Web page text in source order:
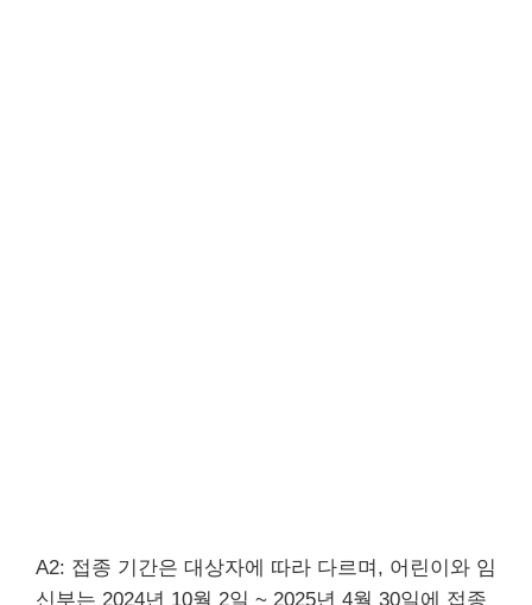
A2: 접종 기간은 대상자에 따라 다르며, 어린이와 임
신부는 2024년 10월 2일 ~ 2025년 4월 30일에 접종